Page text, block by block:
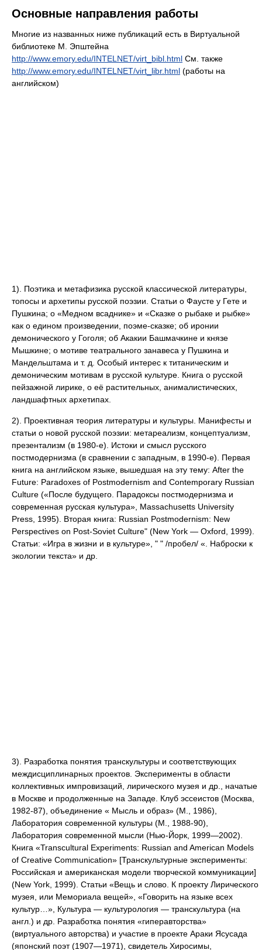
Oсновные направления работы
Многие из названных ниже публикаций есть в Виртуальной
библиотеке М. Эпштейна
http://www.emory.edu/INTELNET/virt_bibl.html См. также
http://www.emory.edu/INTELNET/virt_libr.html (работы на
английском)
1). Поэтика и метафизика русской классической литературы,
топосы и архетипы русской поэзии. Статьи о Фаусте у Гете и
Пушкина; о «Медном всаднике» и «Сказке о рыбаке и рыбке»
как о едином произведении, поэме-сказке; об иронии
демонического у Гоголя; об Акакии Башмачкине и князе
Мышкине; о мотиве театрального занавеса у Пушкина и
Мандельштама и т. д. Особый интерес к титаническим и
демоническим мотивам в русской культуре. Книга о русской
пейзажной лирике, о её растительных, анималистических,
ландшафтных архетипах.
2). Проективная теория литературы и культуры. Манифесты и
статьи о новой русской поэзии: метареализм, концептуализм,
презентализм (в 1980-е). Истоки и смысл русского
постмодернизма (в сравнении с западным, в 1990-е). Первая
книга на английском языке, вышедшая на эту тему: After the
Future: Paradoxes of Postmodernism and Contemporary Russian
Culture («После будущего. Парадоксы постмодернизма и
современная русская культура», Massachusetts University
Press, 1995). Вторая книга: Russian Postmodernism: New
Perspectives on Post-Soviet Culture" (New York — Oxford, 1999).
Статьи: «Игра в жизни и в культуре», " " /пробел/ «. Наброски к
экологии текста» и др.
3). Разработка понятия транскультуры и соответствующих
междисциплинарных проектов. Эксперименты в области
коллективных импровизаций, лирического музея и др., начатые
в Москве и продолженные на Западе. Клуб эссеистов (Москва,
1982-87), объединение « Мысль и образ» (М., 1986),
Лаборатория современной культуры (М., 1988-90),
Лаборатория современной мысли (Нью-Йорк, 1999—2002).
Книга «Transcultural Experiments: Russian and American Models
of Creative Communication» [Транскультурные эксперименты:
Российская и американская модели творческой коммуникации]
(New York, 1999). Статьи «Вещь и слово. К проекту Лирического
музея, или Мемориала вещей», «Говорить на языке всех
культур…», Культура — культурология — транскультура (на
англ.) и др. Разработка понятия «гиперавторства»
(виртуального авторства) и участие в проекте Араки Ясусада
(японский поэт (1907—1971), свидетель Хиросимы,